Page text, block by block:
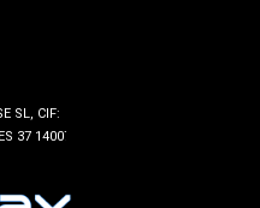
SL, CIF:
37 14007 -